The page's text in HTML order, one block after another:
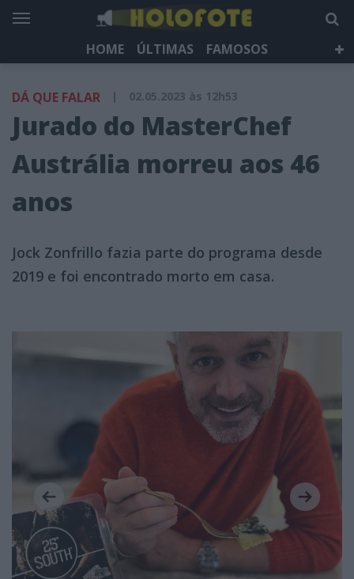
HOME ÚLTIMAS
FAMOSOS
HOLOFOTE TV
NEWSLETTER
DÁ QUE FALAR | 02.05.2023 às 12h53
Jurado do MasterChef
Austrália morreu aos 46
anos
Jock Zonfrillo fazia parte do programa desde
2019 e foi encontrado morto em casa.